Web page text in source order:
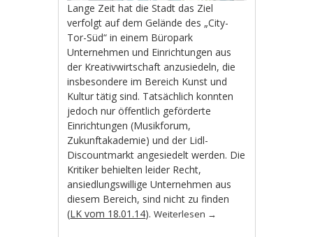
Lange Zeit hat die Stadt das Ziel
verfolgt auf dem Gelände des „City-
Tor-Süd“ in einem Büropark
Unternehmen und Einrichtungen aus
der Kreativwirtschaft anzusiedeln, die
insbesondere im Bereich Kunst und
Kultur tätig sind. Tatsächlich konnten
jedoch nur öffentlich geförderte
Einrichtungen (Musikforum,
Zukunftakademie) und der Lidl-
Discountmarkt angesiedelt werden. Die
Kritiker behielten leider Recht,
ansiedlungswillige Unternehmen aus
diesem Bereich, sind nicht zu finden
(LK vom 18.01.14).Weiterlesen →